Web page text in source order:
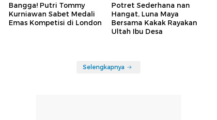
Bangga! Putri Tommy
Kurniawan Sabet Medali
Emas Kompetisi di London
Potret Sederhana nan
Hangat, Luna Maya
Bersama Kakak Rayakan
Ultah Ibu Desa
Selengkapnya